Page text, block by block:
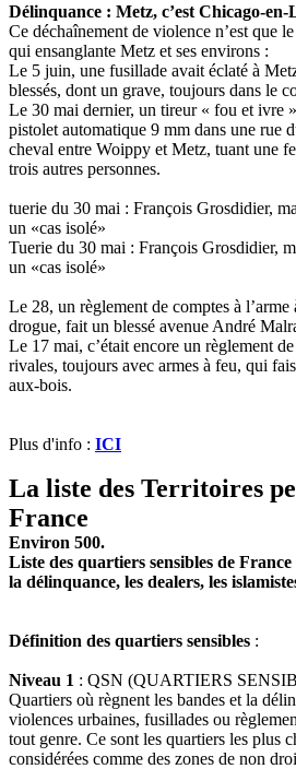
Délinquance : Metz, c’est Chicago-
Ce déchaînement de violence n’est que
qui ensanglante Metz et ses environs :
Le 5 juin, une fusillade avait éclaté à
blessés, dont un grave, toujours dans le
Le 30 mai dernier, un tireur « fou et ivre
pistolet automatique 9 mm dans une rue
cheval entre Woippy et Metz, tuant une
trois autres personnes.
tuerie du 30 mai : François Grosdidier,
un «cas isolé»
Tuerie du 30 mai : François Grosdidier,
un «cas isolé»
Le 28, un règlement de comptes à
drogue, fait un blessé avenue André
Le 17 mai, c’était encore un règlement
rivales, toujours avec armes à feu, qui
aux-bois.
Plus d'info : ICI
La liste des Territoires
France
Environ 500.
Liste des quartiers sensibles de
la délinquance, les dealers, les
Définition des quartiers sensibles :
Niveau 1 : QSN (QUARTIERS
Quartiers où règnent les bandes et la
violences urbaines, fusillades ou
tout genre. Ce sont les quartiers les plus
considérées comme des zones de non